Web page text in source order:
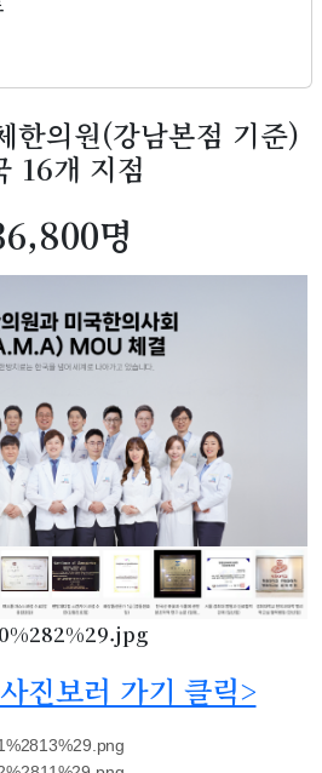
한의원(강남본점 기준)
16개 지점
명
진보러 가기 클릭>